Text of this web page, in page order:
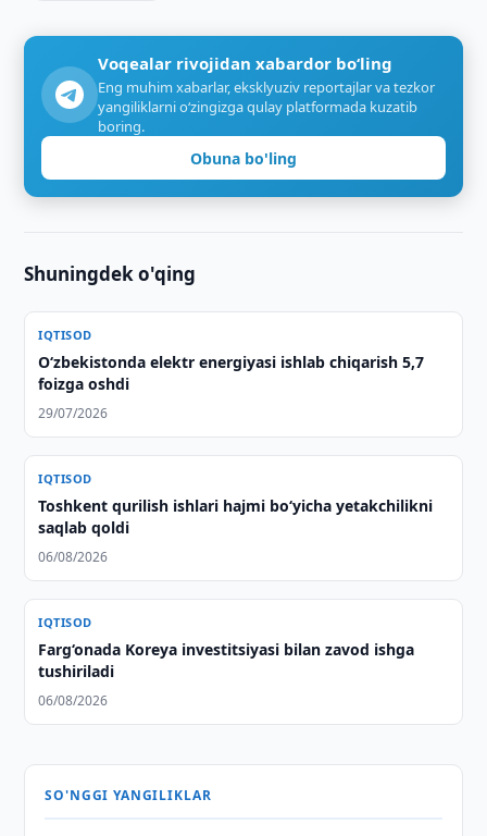
Voqealar rivojidan xabardor bo‘ling
Eng muhim xabarlar, eksklyuziv reportajlar va tezkor
yangiliklarni o‘zingizga qulay platformada kuzatib
boring.
Obuna bo'ling
Shuningdek o'qing
IQTISOD
O‘zbekistonda elektr energiyasi ishlab chiqarish 5,7
foizga oshdi
29/07/2026
IQTISOD
Toshkent qurilish ishlari hajmi bo‘yicha yetakchilikni
saqlab qoldi
06/08/2026
IQTISOD
Farg‘onada Koreya investitsiyasi bilan zavod ishga
tushiriladi
06/08/2026
SO'NGGI YANGILIKLAR